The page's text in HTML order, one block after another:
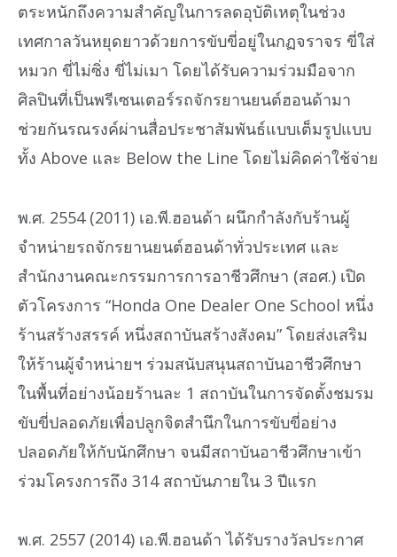
ตระหนักถึงความสำคัญในการลดอุบัติเหตุในช่วง
เทศกาลวันหยุดยาวด้วยการขับขี่อยู่ในกฏจราจร ขี่ใส่
หมวก ขี่ไม่ซิ่ง ขี่ไม่เมา โดยได้รับความร่วมมือจาก
ศิลปินที่เป็นพรีเซนเตอร์รถจักรยานยนต์ฮอนด้ามา
ช่วยกันรณรงค์ผ่านสื่อประชาสัมพันธ์แบบเต็มรูปแบบ
ทั้ง Above และ Below the Line โดยไม่คิดค่าใช้จ่าย
พ.ศ. 2554 (2011) เอ.พี.ฮอนด้า ผนึกกำลังกับร้านผู้
จำหน่ายรถจักรยานยนต์ฮอนด้าทั่วประเทศ และ
สำนักงานคณะกรรมการการอาชีวศึกษา (สอศ.) เปิด
ตัวโครงการ “Honda One Dealer One School หนึ่ง
ร้านสร้างสรรค์ หนึ่งสถาบันสร้างสังคม” โดยส่งเสริม
ให้ร้านผู้จำหน่ายฯ ร่วมสนับสนุนสถาบันอาชีวศึกษา
ในพื้นที่อย่างน้อยร้านละ 1 สถาบันในการจัดตั้งชมรม
ขับขี่ปลอดภัยเพื่อปลูกจิตสำนึกในการขับขี่อย่าง
ปลอดภัยให้กับนักศึกษา จนมีสถาบันอาชีวศึกษาเข้า
ร่วมโครงการถึง 314 สถาบันภายใน 3 ปีแรก
พ.ศ. 2557 (2014) เอ.พี.ฮอนด้า ได้รับรางวัลประกาศ